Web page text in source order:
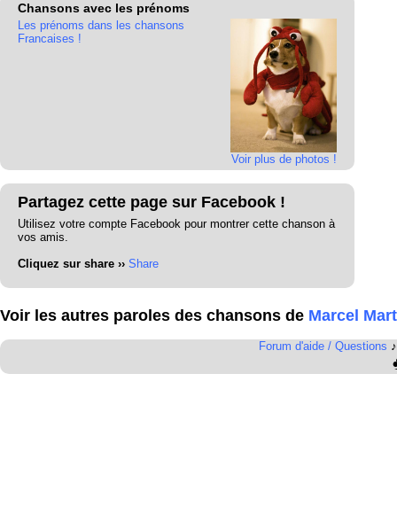
Chansons avec les prénoms
Voir plus de photos !
Les prénoms dans les chansons
Francaises !
Partagez cette page sur Facebook !
Utilisez votre compte Facebook pour montrer cette chanson à
vos amis.
Cliquez sur share ›› Share
Voir les autres paroles des chansons de Marcel
Forum d'aide / Questions